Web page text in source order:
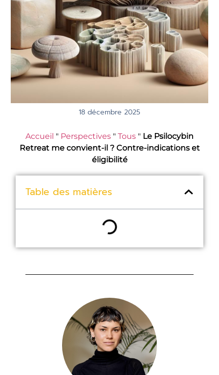
18 décembre 2025
Accueil " Perspectives " Tous " Le Psilocybin
Retreat me convient-il ? Contre-indications et
éligibilité
Table des matières